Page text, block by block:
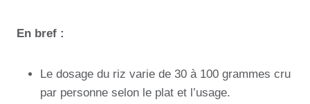
En bref :
Le dosage du riz varie de 30 à 100 grammes cru
par personne selon le plat et l’usage.